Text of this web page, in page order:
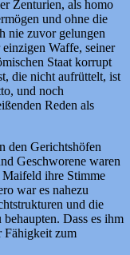
Zenturien, als homo
und ohne die
nie zuvor gelungen
Waffe, seiner
Staat korrupt
die nicht aufrüttelt, ist
und noch
Reden als
den Gerichtshöfen
Geschworene waren
ihre Stimme
war es nahezu
und die
Dass es ihm
Fähigkeit zum